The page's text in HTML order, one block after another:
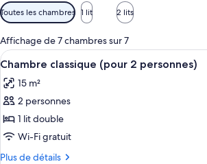
Filtres
disponibles
pour
les
chambres
Toutes les chambres 1 lit 2 lits
Affichage de 7 chambres sur 7
Afficher
toutes
les
photos
pour
ce
type
Une
13
Chambre classique (pour 2 personnes)
15 m²
2 personnes
1 lit double
Wi-Fi gratuit
Plus de détails
Plus